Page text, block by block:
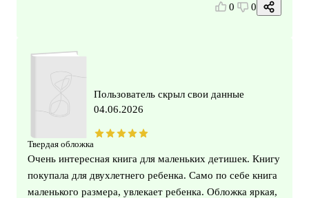
0 0
Твердая обложка
Пользователь скрыл свои данные
04.06.2026
Очень интересная книга для маленьких детишек. Книгу
покупала для двухлетнего ребенка. Само по себе книга
маленького размера, увлекает ребенка. Обложка яркая,